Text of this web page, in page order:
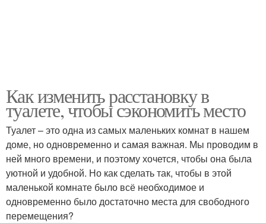
Как изменить расстановку в
туалете, чтобы сэкономить место
Туалет – это одна из самых маленьких комнат в нашем
доме, но одновременно и самая важная. Мы проводим в
ней много времени, и поэтому хочется, чтобы она была
уютной и удобной. Но как сделать так, чтобы в этой
маленькой комнате было всё необходимое и
одновременно было достаточно места для свободного
перемещения?